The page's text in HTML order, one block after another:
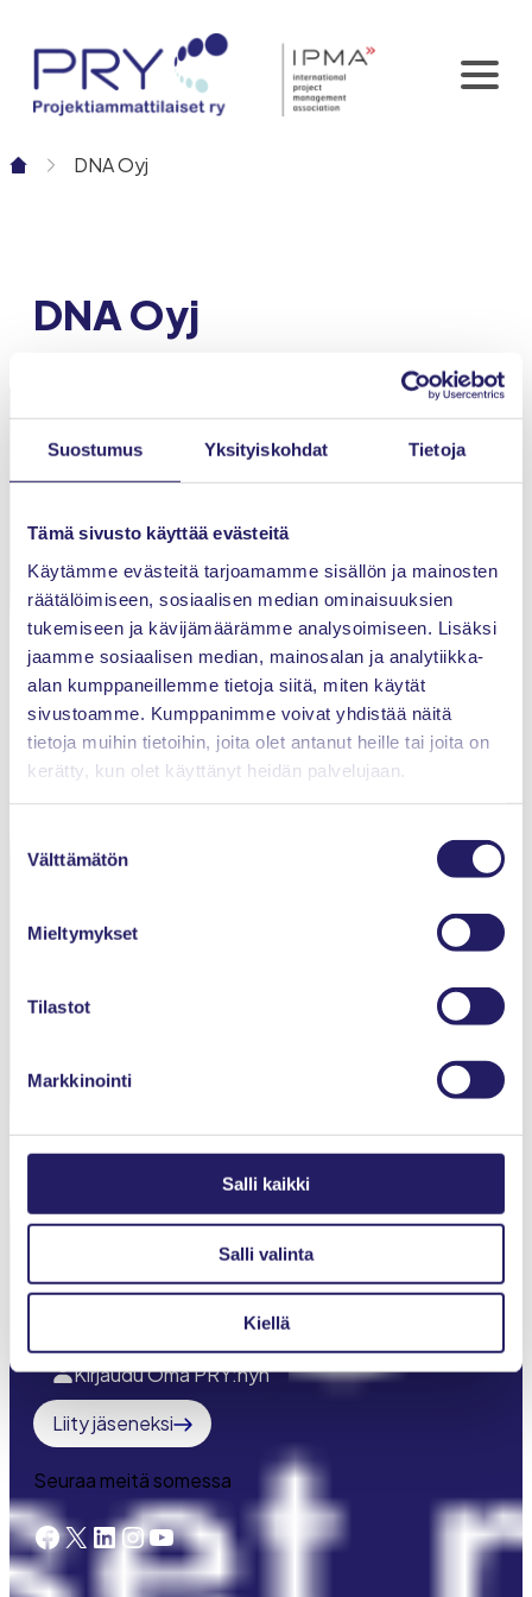
Suostumus Yksityiskohdat Tietoja
Tämä sivusto käyttää evästeitä
Käytämme evästeitä tarjoamamme sisällön ja mainosten
räätälöimiseen, sosiaalisen median ominaisuuksien
tukemiseen ja kävijämäärämme analysoimiseen. Lisäksi
jaamme sosiaalisen median, mainosalan ja analytiikka-
alan kumppaneillemme tietoja siitä, miten käytät
sivustoamme. Kumppanimme voivat yhdistää näitä
tietoja muihin tietoihin, joita olet antanut heille tai joita on
kerätty, kun olet käyttänyt heidän palvelujaan.
valinta
Välttämätön
Mieltymykset
Tilastot
Markkinointi
Salli kaikki
Salli valinta
Kiellä
sisältöön
DNA Oyj
DNA Oyj
Projektiammattilaiset ry
Innopoli 1, Tekniikantie 12
02150 Espoo
Tietosuojaseloste
Evästeet
Etusivu
Jäsenyys
Toiminta
Young Crew
Meistä
Projektimaailma-lehti
Kirjaudu Oma PRY:hyn
Liity jäseneksi
Seuraa meitä somessa
Facebook X LinkedIn InstagramYouTube